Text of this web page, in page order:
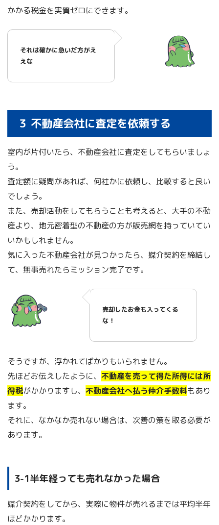
かかる税金を実質ゼロにできます。
それは確かに急いだ方がえ
えな
３ 不動産会社に査定を依頼する
室内が片付いたら、不動産会社に査定をしてもらいましょ
う。
査定額に疑問があれば、何社かに依頼し、比較すると良い
でしょう。
また、売却活動をしてもらうことも考えると、大手の不動
産より、地元密着型の不動産の方が販売網を持っていてい
いかもしれません。
気に入った不動産会社が見つかったら、媒介契約を締結し
て、無事売れたらミッション完了です。
売却したお金も入ってくる
な！
そうですが、浮かれてばかりもいられません。
先ほどお伝えしたように、 不動産を売って得た所得には所
得税がかかりますし、 不動産会社へ払う仲介手数料もあり
ます。
それに、なかなか売れない場合は、次善の策を取る必要が
あります。
3-1半年経っても売れなかった場合
媒介契約をしてから、実際に物件が売れるまでは平均半年
ほどかかります。